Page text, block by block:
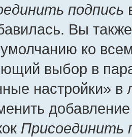
подпись
Вы
ко
выбор в
настройки»
Присоединить